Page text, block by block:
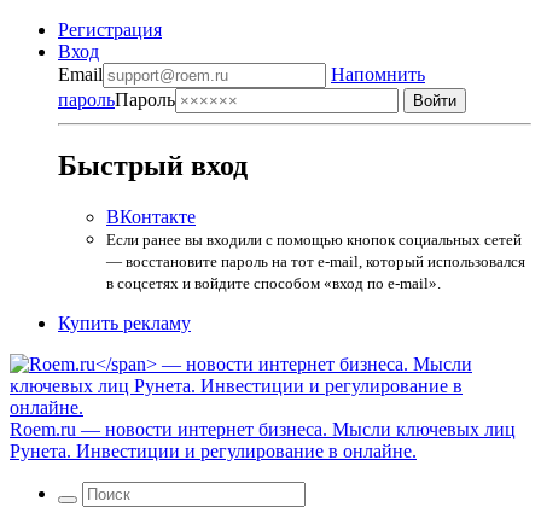
Регистрация
Вход
Email
Напомнить
парольПароль
Быстрый вход
ВКонтакте
Если ранее вы входили с помощью кнопок социальных сетей
— восстановите пароль на тот e-mail, который использовался
в соцсетях и войдите способом «вход по e-mail».
Купить рекламу
Roem.ru — новости интернет бизнеса. Мысли ключевых лиц
Рунета. Инвестиции и регулирование в онлайне.